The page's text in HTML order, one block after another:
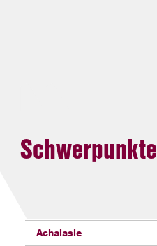
Schwerpunkte
Achalasie